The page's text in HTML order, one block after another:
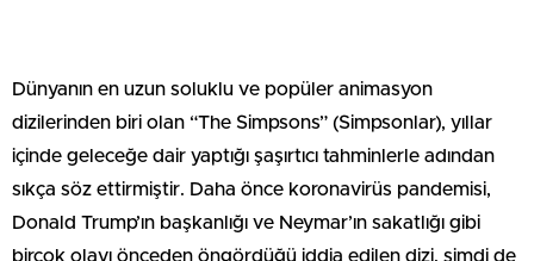
Dünyanın en uzun soluklu ve popüler animasyon
dizilerinden biri olan “The Simpsons” (Simpsonlar), yıllar
içinde geleceğe dair yaptığı şaşırtıcı tahminlerle adından
sıkça söz ettirmiştir. Daha önce koronavirüs pandemisi,
Donald Trump’ın başkanlığı ve Neymar’ın sakatlığı gibi
birçok olayı önceden öngördüğü iddia edilen dizi, şimdi de